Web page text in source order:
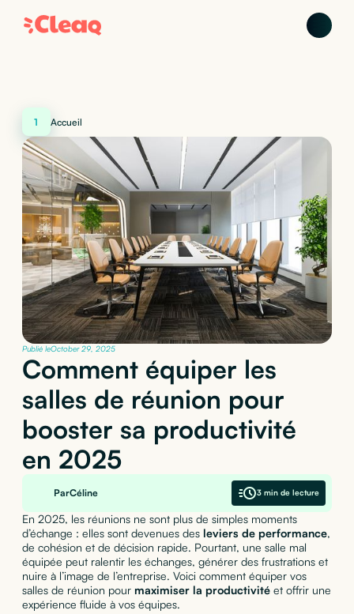
1 Accueil
Publié leOctober 29, 2025
Comment équiper les
salles de réunion pour
booster sa productivité
en 2025
ParCéline 3 min de lecture
En 2025, les réunions ne sont plus de simples moments
d’échange : elles sont devenues des leviers de performance,
de cohésion et de décision rapide. Pourtant, une salle mal
équipée peut ralentir les échanges, générer des frustrations et
nuire à l’image de l’entreprise. Voici comment équiper vos
salles de réunion pour maximiser la productivitéet offrir une
expérience fluide à vos équipes.